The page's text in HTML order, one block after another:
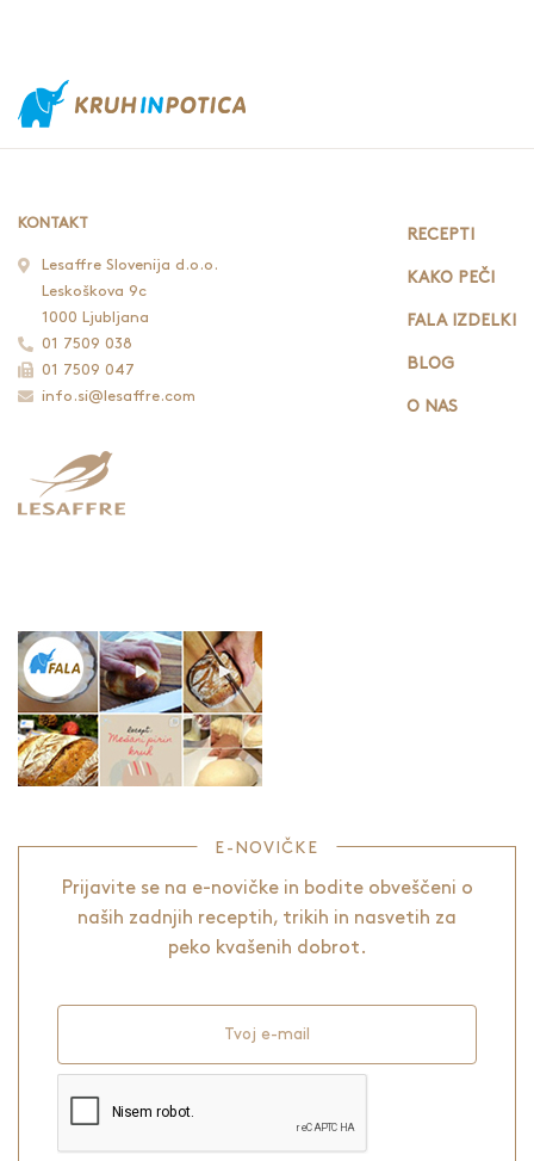
KONTAKT
Lesaffre Slovenija d.o.o.
Leskoškova 9c
1000 Ljubljana
01 7509 038
01 7509 047
info.si@lesaffre.com
RECEPTI
KAKO PEČI
FALA IZDELKI
BLOG
O NAS
E-NOVIČKE
Prijavite se na e-novičke in bodite obveščeni o
naših zadnjih receptih, trikih in nasvetih za
peko kvašenih dobrot.
Tvoj e-mail